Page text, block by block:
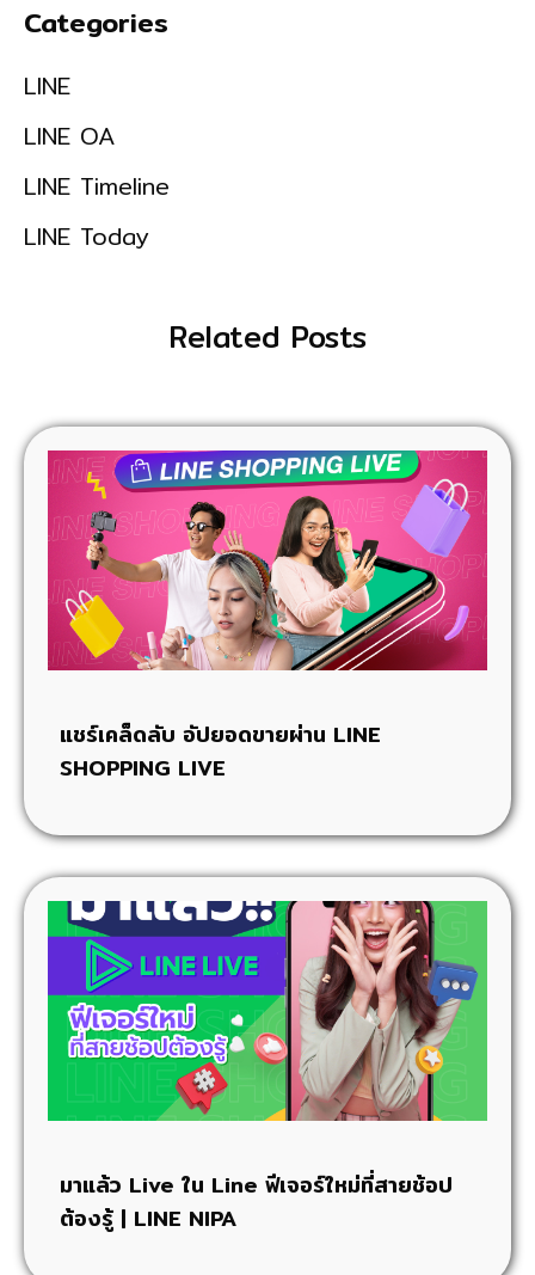
Categories
LINE
LINE OA
LINE Timeline
LINE Today
Related Posts
แชร์เคล็ดลับ อัปยอดขายผ่าน LINE
SHOPPING LIVE
มาแล้ว Live ใน Line ฟีเจอร์ใหม่ที่สายช้อป
ต้องรู้ | LINE NIPA